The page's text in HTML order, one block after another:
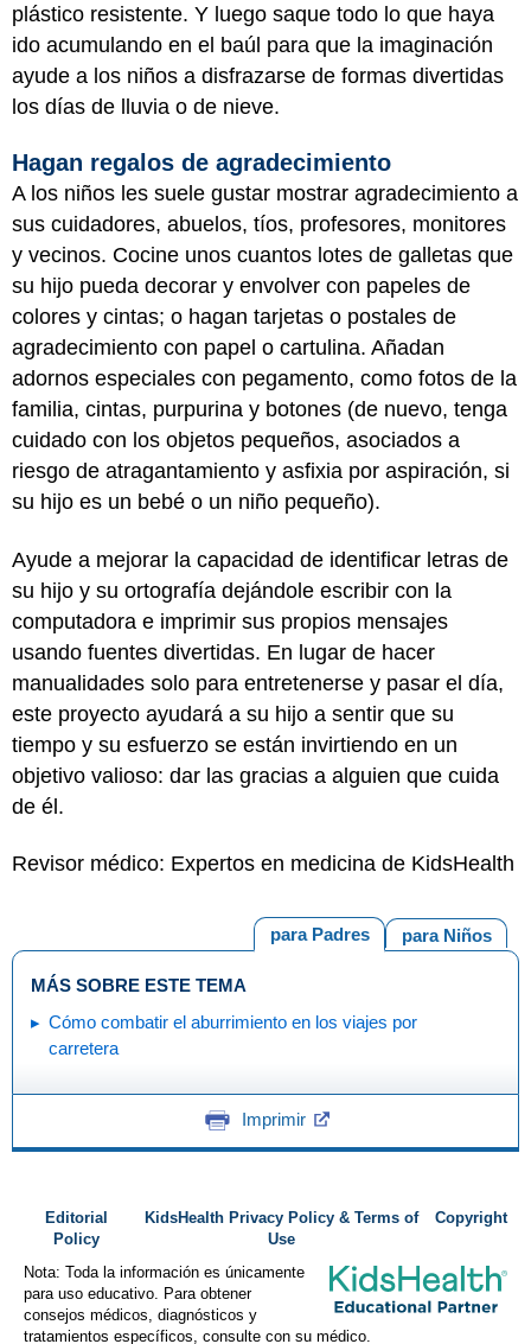
plástico resistente. Y luego saque todo lo que haya
ido acumulando en el baúl para que la imaginación
ayude a los niños a disfrazarse de formas divertidas
los días de lluvia o de nieve.
Hagan regalos de agradecimiento
A los niños les suele gustar mostrar agradecimiento a
sus cuidadores, abuelos, tíos, profesores, monitores
y vecinos. Cocine unos cuantos lotes de galletas que
su hijo pueda decorar y envolver con papeles de
colores y cintas; o hagan tarjetas o postales de
agradecimiento con papel o cartulina. Añadan
adornos especiales con pegamento, como fotos de la
familia, cintas, purpurina y botones (de nuevo, tenga
cuidado con los objetos pequeños, asociados a
riesgo de atragantamiento y asfixia por aspiración, si
su hijo es un bebé o un niño pequeño).
Ayude a mejorar la capacidad de identificar letras de
su hijo y su ortografía dejándole escribir con la
computadora e imprimir sus propios mensajes
usando fuentes divertidas. En lugar de hacer
manualidades solo para entretenerse y pasar el día,
este proyecto ayudará a su hijo a sentir que su
tiempo y su esfuerzo se están invirtiendo en un
objetivo valioso: dar las gracias a alguien que cuida
de él.
Revisor médico: Expertos en medicina de KidsHealth
para Niños
para Padres
MÁS SOBRE ESTE TEMA
Cómo combatir el aburrimiento en los viajes por
carretera
Imprimir
Editorial
Policy
KidsHealth Privacy Policy & Terms of
Use
Copyright
Nota: Toda la información es únicamente
para uso educativo. Para obtener
consejos médicos, diagnósticos y
tratamientos específicos, consulte con su médico.